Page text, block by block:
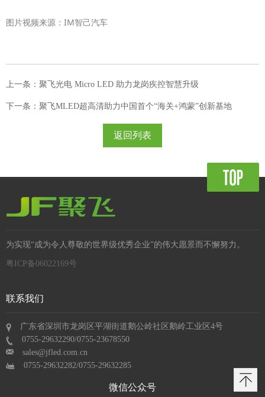
图片视频来源：IM智己汽车
上一条：聚飞光电 Micro LED 助力龙岗疾控智慧升级
下一条：聚飞MLED超高清助力中国首个“海关+鸿蒙”创新基地
返回列表
为实现“成为令人尊敬的世界级优秀企业”的伟大愿景而不懈努力。
粤ICP备06022169号
联系我们
广东省深圳市龙岗区平湖街道鹅公岭社区鹅岭工业区4号
0755-29632290/0755-23678550
sales@jfled.com.cn
0755-29632282/0755-29632285
微信公众号